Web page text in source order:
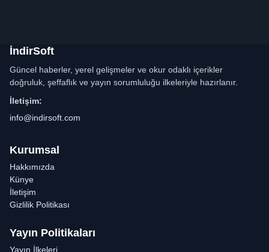
İndirSoft
Güncel haberler, yerel gelişmeler ve okur odaklı içerikler
doğruluk, şeffaflık ve yayın sorumluluğu ilkeleriyle hazırlanır.
İletişim:
info@indirsoft.com
Kurumsal
Hakkımızda
Künye
İletişim
Gizlilik Politikası
Yayın Politikaları
Yayın İlkeleri